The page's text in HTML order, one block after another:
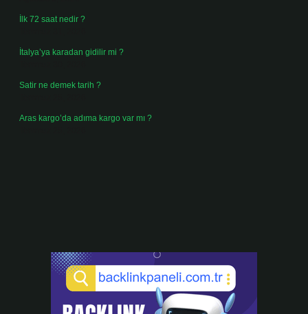
İlk 72 saat nedir ?
İtalya’ya karadan gidilir mi ?
Satir ne demek tarih ?
Aras kargo’da adıma kargo var mı ?